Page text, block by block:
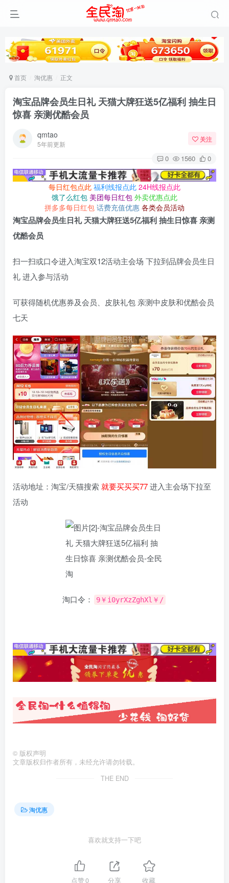
首页 淘优惠 正文
淘宝品牌会员生日礼 天猫大牌狂送5亿福利 抽生日
惊喜 亲测优酷会员
qmtao
5年前更新
关注
0 1560 0
每日红包点此 福利线报点此 24H线报点此
饿了么红包 美团每日红包 外卖优惠点此
拼多多每日红包 话费充值优惠 各类会员活动
淘宝品牌会员生日礼 天猫大牌狂送5亿福利 抽生日惊喜 亲测
优酷会员
扫一扫或口令进入淘宝双12活动主会场 下拉到品牌会员生日
礼 进入参与活动
可获得随机优惠券及会员、皮肤礼包 亲测中皮肤和优酷会员
七天
活动地址：淘宝/天猫搜索 就要买买买77进入主会场下拉至
活动
淘口令： 9￥i0yrXzZghXl￥/
© 版权声明
文章版权归作者所有，未经允许请勿转载。
THE END
淘优惠
喜欢就支持一下吧
点赞0 分享 收藏